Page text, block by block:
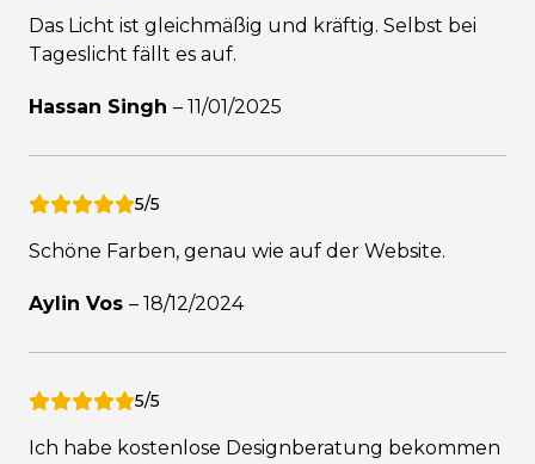
Das Licht ist gleichmäßig und kräftig. Selbst bei
Tageslicht fällt es auf.
Hassan Singh – 11/01/2025
5/5
Schöne Farben, genau wie auf der Website.
Aylin Vos – 18/12/2024
5/5
Ich habe kostenlose Designberatung bekommen